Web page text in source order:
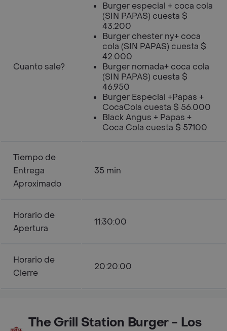
Cuanto sale?
Burger especial + coca cola
(SIN PAPAS) cuesta $
43.200
Burger chester ny+ coca
cola (SIN PAPAS) cuesta $
42.000
Burger nomada+ coca cola
(SIN PAPAS) cuesta $
46.950
Burger Especial +Papas +
CocaCola cuesta $ 56.000
Black Angus + Papas +
Coca Cola cuesta $ 57.100
Tiempo de
Entrega
Aproximado
35 min
Horario de
Apertura
11:30:00
Horario de
Cierre
20:20:00
The Grill Station Burger - Los